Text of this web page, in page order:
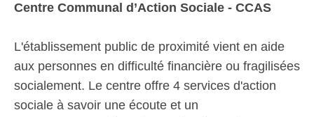
Centre Communal d’Action Sociale - CCAS
L'établissement public de proximité vient en aide
aux personnes en difficulté financière ou fragilisées
socialement. Le centre offre 4 services d'action
sociale à savoir une écoute et un